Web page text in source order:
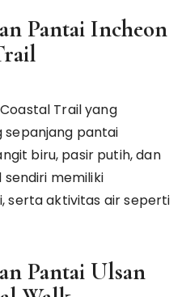
Pantai Incheon
Trail yang
sepanjang pantai
biru, pasir putih, dan
sendiri memiliki
serta aktivitas air seperti
Pantai Ulsan